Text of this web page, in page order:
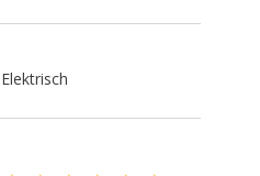
Elektrisch